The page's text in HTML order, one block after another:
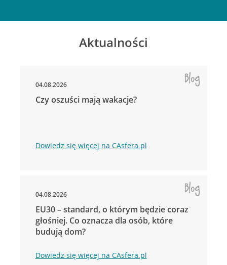
Aktualności
04.08.2026
Czy oszuści mają wakacje?
Dowiedz się więcej na CAsfera.pl
04.08.2026
EU30 – standard, o którym będzie coraz
głośniej. Co oznacza dla osób, które
budują dom?
Dowiedz się więcej na CAsfera.pl